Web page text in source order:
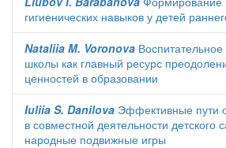
гигиенических навыков у детей
Nataliia M. Voronova
школы как главный ресурс
ценностей в образовании
Iuliia S. Danilova Эффективные пути
в совместной деятельности детского
народные подвижные игры